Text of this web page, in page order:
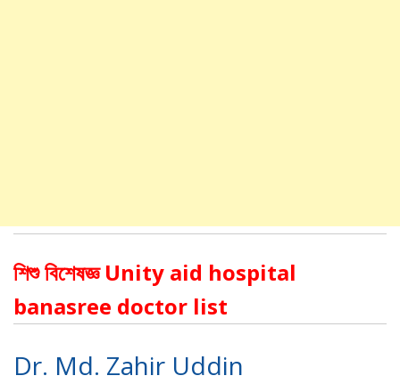
শিশু বিশেষজ্ঞ Unity aid hospital
banasree doctor list
Dr. Md. Zahir Uddin